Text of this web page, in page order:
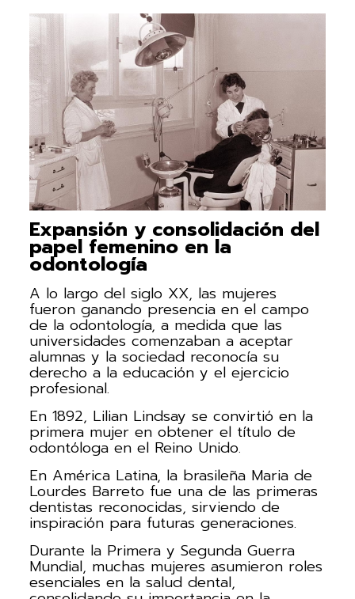
Expansión y consolidación del
papel femenino en la
odontología
A lo largo del siglo XX, las mujeres
fueron ganando presencia en el campo
de la odontología, a medida que las
universidades comenzaban a aceptar
alumnas y la sociedad reconocía su
derecho a la educación y el ejercicio
profesional.
En 1892, Lilian Lindsay se convirtió en la
primera mujer en obtener el título de
odontóloga en el Reino Unido.
En América Latina, la brasileña Maria de
Lourdes Barreto fue una de las primeras
dentistas reconocidas, sirviendo de
inspiración para futuras generaciones.
Durante la Primera y Segunda Guerra
Mundial, muchas mujeres asumieron roles
esenciales en la salud dental,